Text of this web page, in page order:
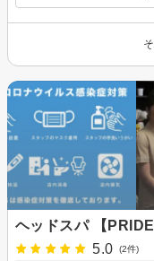
ヘッドスパ 【
5.0
(2件)